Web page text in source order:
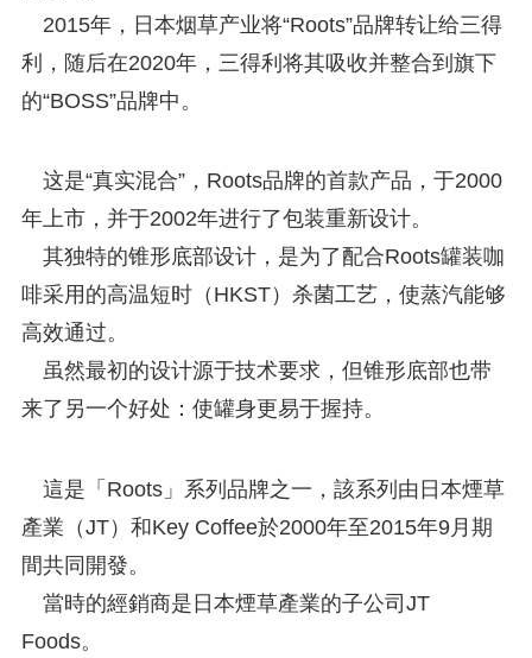
2015年，日本烟草产业将“Roots”品牌转让给三得
利，随后在2020年，三得利将其吸收并整合到旗下
的“BOSS”品牌中。
这是“真实混合”，Roots品牌的首款产品，于2000
年上市，并于2002年进行了包装重新设计。
其独特的锥形底部设计，是为了配合Roots罐装咖
啡采用的高温短时（HKST）杀菌工艺，使蒸汽能够
高效通过。
虽然最初的设计源于技术要求，但锥形底部也带
来了另一个好处：使罐身更易于握持。
這是「Roots」系列品牌之一，該系列由日本煙草
產業（JT）和Key Coffee於2000年至2015年9月期
間共同開發。
當時的經銷商是日本煙草產業的子公司JT
Foods。